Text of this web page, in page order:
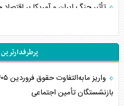
تأثیر جنگ ایران و آمریکا بر
اربعین، کابوس مشترک تل‌آویو-
برنامه هفتم توسعه در نقطه کور
بازنشستگان تأمین اجتماعی